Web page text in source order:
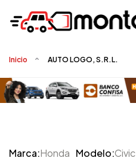
Inicio AUTO LOGO, S.R.L.
Marca:Honda Modelo:Civic